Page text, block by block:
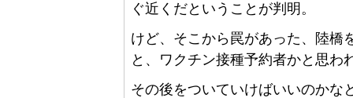
ぐ近くだということが判明。
けど、そこから罠があった、陸橋
と、ワクチン接種予約者かと思わ
その後をついていけばいいのかな